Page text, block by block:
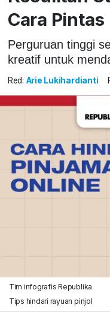
Cara Pintas
Perguruan tinggi
kreatif untuk
Red: Arie Lukihardianti
Tim infografis Republika
Tips hindari rayuan pinjol